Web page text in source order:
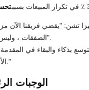
تشن: "يقضي فريقنا الآن
الصفقات ، وليس مطاردة الخيوط الباردة".
الأسواق العالمية التنافسية."
الوجبات